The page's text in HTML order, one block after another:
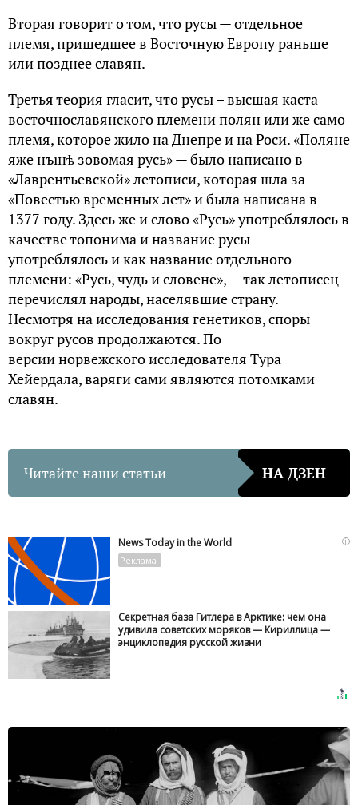
Вторая говорит о том, что русы — отдельное
племя, пришедшее в Восточную Европу раньше
или позднее славян.
Третья теория гласит, что русы – высшая каста
восточнославянского племени полян или же само
племя, которое жило на Днепре и на Роси. «Поляне
яже нъıнѣ зовомая русь» — было написано в
«Лаврентьевской» летописи, которая шла за
«Повестью временных лет» и была написана в
1377 году. Здесь же и слово «Русь» употреблялось в
качестве топонима и название русы
употреблялось и как название отдельного
племени: «Русь, чудь и словене», — так летописец
перечислял народы, населявшие страну.
Несмотря на исследования генетиков, споры
вокруг русов продолжаются. По
версии норвежского исследователя Тура
Хейердала, варяги сами являются потомками
славян.
Читайте наши статьи НА ДЗЕН
i
News Today in the World
Секретная база Гитлера в Арктике: чем она
удивила советских моряков — Кириллица —
энциклопедия русской жизни